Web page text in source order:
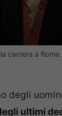
carriera a
degli
ultimi